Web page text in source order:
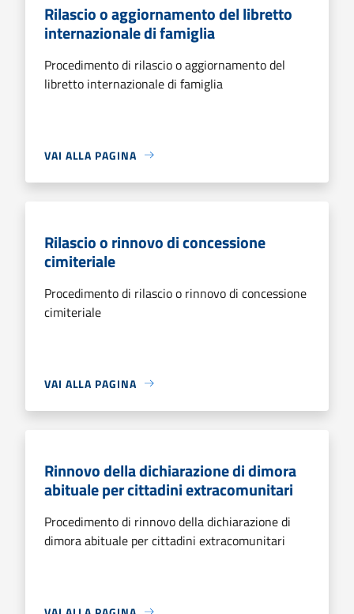
Rilascio o aggiornamento del libretto
internazionale di famiglia
Procedimento di rilascio o aggiornamento del
libretto internazionale di famiglia
VAI ALLA PAGINA
Rilascio o rinnovo di concessione
cimiteriale
Procedimento di rilascio o rinnovo di concessione
cimiteriale
VAI ALLA PAGINA
Rinnovo della dichiarazione di dimora
abituale per cittadini extracomunitari
Procedimento di rinnovo della dichiarazione di
dimora abituale per cittadini extracomunitari